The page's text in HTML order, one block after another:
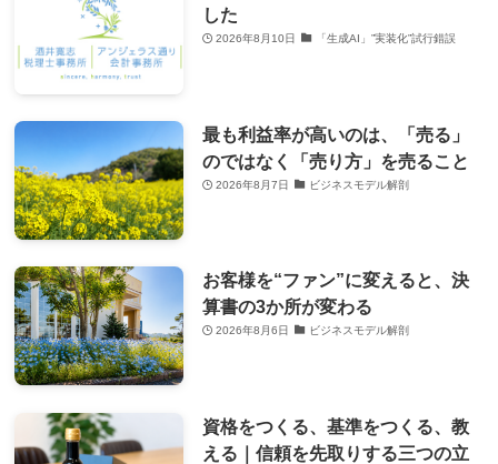
した
2026年8月10日 「生成AI」”実装化”試行錯誤
最も利益率が高いのは、「売る」
のではなく「売り方」を売ること
2026年8月7日 ビジネスモデル解剖
お客様を“ファン”に変えると、決
算書の3か所が変わる
2026年8月6日 ビジネスモデル解剖
資格をつくる、基準をつくる、教
える｜信頼を先取りする三つの立